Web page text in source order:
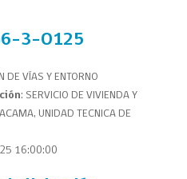
3-O125
DE VÍAS Y ENTORNO
: SERVICIO DE VIVIENDA Y
UNIDAD TECNICA DE
16:00:00